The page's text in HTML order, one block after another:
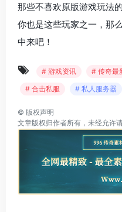
那些不喜欢原版游戏玩法
你也是这些玩家之一，那
中来吧！
# 游戏资讯 # 传奇最
# 合击私服
# 私人服务器
© 版权声明
文章版权归作者所有，未经允许请